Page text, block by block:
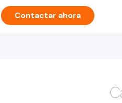
Contactar ahora